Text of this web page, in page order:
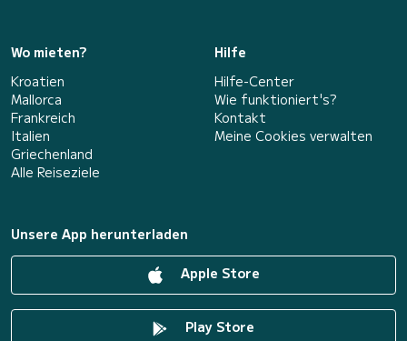
Wo mieten?
Kroatien
Mallorca
Frankreich
Italien
Griechenland
Alle Reiseziele
Hilfe
Hilfe-Center
Wie funktioniert's?
Kontakt
Meine Cookies verwalten
Unsere App herunterladen
Apple Store
Play Store